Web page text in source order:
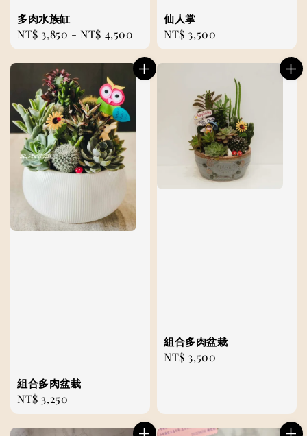
多肉水族缸
Regular
price
NT$ 3,850 -NT$ 4,500
仙人掌
Regular
price
NT$ 3,500
組合多肉盆栽
Regular
price
NT$ 3,250
組合多肉盆栽
Regular
NT$ 3,500